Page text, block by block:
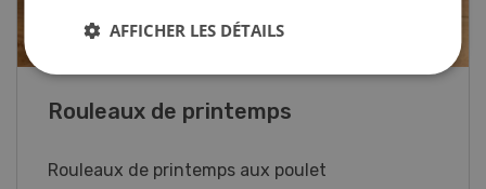
Blancs de poulet sauce épinards à la
AFFICHER LES DÉTAILS